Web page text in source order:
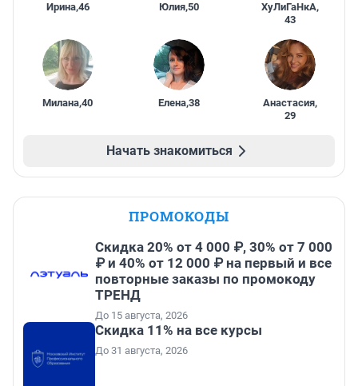
Ирина,46 Юлия,50 ХуЛиГаНкА,
43
Милана,40 Елена,38 Анастасия,
29
Начать знакомиться
ПРОМОКОДЫ
Скидка 20% от 4 000 ₽, 30% от 7 000
₽ и 40% от 12 000 ₽ на первый и все
повторные заказы по промокоду
ТРЕНД
До 15 августа, 2026
Скидка 11% на все курсы
До 31 августа, 2026